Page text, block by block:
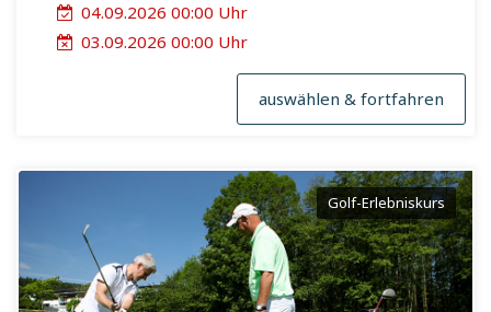
04.09.2026 00:00 Uhr
03.09.2026 00:00 Uhr
auswählen & fortfahren
Golf-Erlebniskurs